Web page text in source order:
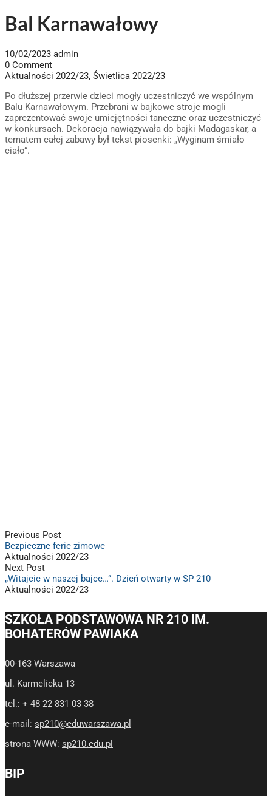
Bal Karnawałowy
10/02/2023 admin
0 Comment
Aktualności 2022/23, Świetlica 2022/23
Po dłuższej przerwie dzieci mogły uczestniczyć we wspólnym
Balu Karnawałowym. Przebrani w bajkowe stroje mogli
zaprezentować swoje umiejętności taneczne oraz uczestniczyć
w konkursach. Dekoracja nawiązywała do bajki Madagaskar, a
tematem całej zabawy był tekst piosenki: „Wyginam śmiało
ciało”.
Previous Post
Bezpieczne ferie zimowe
Aktualności 2022/23
Next Post
„Witajcie w naszej bajce…”. Dzień otwarty w SP 210
Aktualności 2022/23
SZKOŁA PODSTAWOWA NR 210 IM.
BOHATERÓW PAWIAKA
00-163 Warszawa
ul. Karmelicka 13
tel.: + 48 22 831 03 38
e-mail: sp210@eduwarszawa.pl
strona WWW: sp210.edu.pl
BIP